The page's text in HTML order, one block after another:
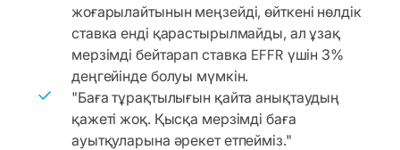
жоғарылайтынын меңзейді, өйткені нөлдік
ставка енді қарастырылмайды, ал ұзақ
мерзімді бейтарап ставка EFFR үшін 3%
деңгейінде болуы мүмкін.
"Баға тұрақтылығын қайта анықтаудың
қажеті жоқ. Қысқа мерзімді баға
ауытқуларына әрекет етпейміз."